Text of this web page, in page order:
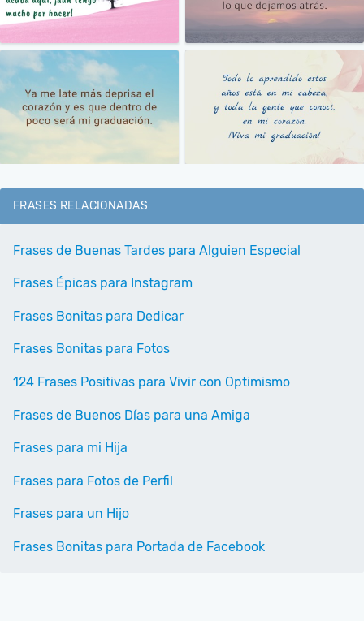
FRASES RELACIONADAS
Frases de Buenas Tardes para Alguien Especial
Frases Épicas para Instagram
Frases Bonitas para Dedicar
Frases Bonitas para Fotos
124 Frases Positivas para Vivir con Optimismo
Frases de Buenos Días para una Amiga
Frases para mi Hija
Frases para Fotos de Perfil
Frases para un Hijo
Frases Bonitas para Portada de Facebook